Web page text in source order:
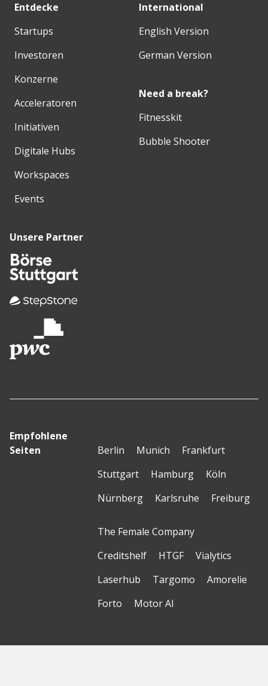
Entdecke
Startups
Investoren
Konzerne
Acceleratoren
Initiativen
Digitale Hubs
Workspaces
Events
International
English Version
German Version
Need a break?
Fitnesskit
Bubble Shooter
Unsere Partner
Empfohlene
Seiten
Berlin Munich
Frankfurt
Stuttgart
Hamburg
Köln
Nürnberg
Karlsruhe Freiburg
The Female Company
Creditshelf
HTGF
Vialytics
Laserhub
Targomo
Amorelie
Forto
Motor AI